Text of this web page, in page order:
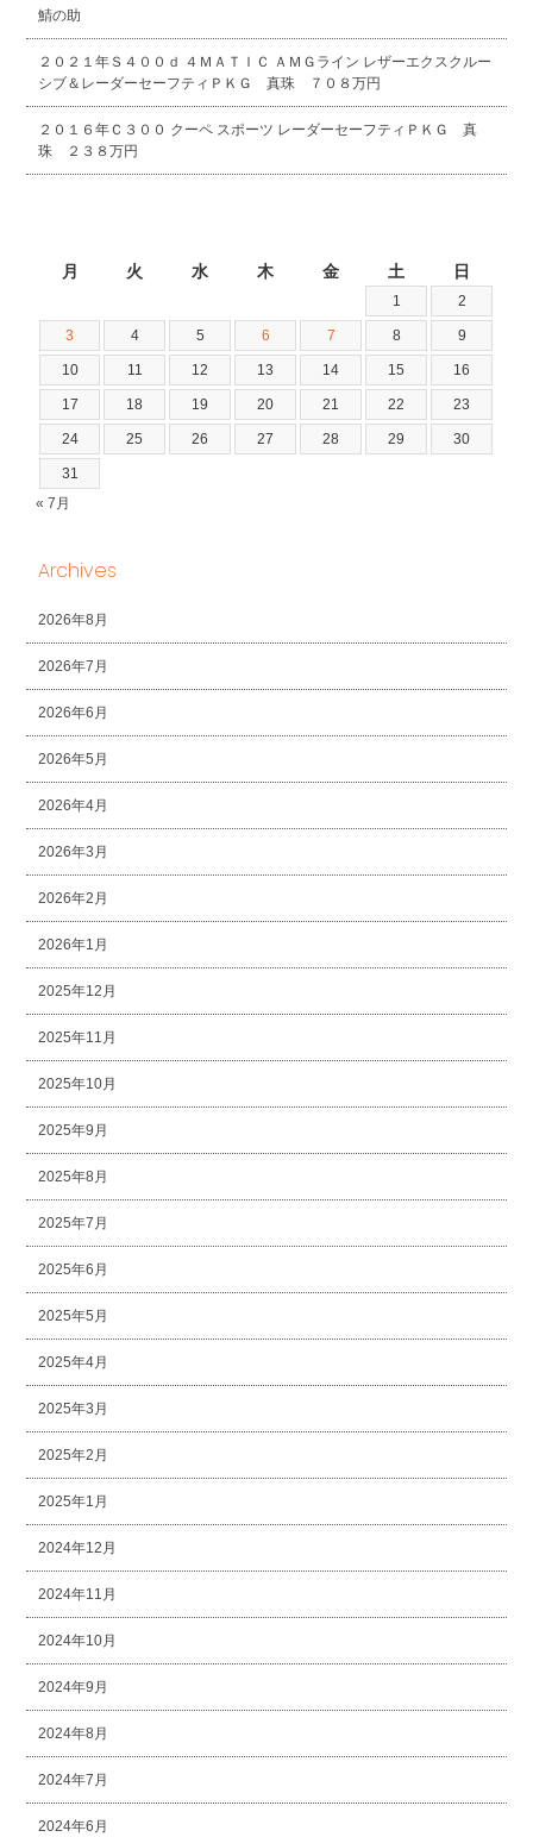
鯖の助
２０２１年Ｓ４００ｄ ４ＭＡＴＩＣ ＡＭＧライン レザーエクスクルー
シブ＆レーダーセーフティＰＫＧ 真珠 ７０８万円
２０１６年Ｃ３００ クーペ スポーツ レーダーセーフティＰＫＧ 真
珠 ２３８万円
月 火 水 木 金 土 日
1 2
3 4 5 6 7 8 9
10 11 12 13 14 15 16
17 18 19 20 21 22 23
24 25 26 27 28 29 30
31
« 7月
Archives
2026年8月
2026年7月
2026年6月
2026年5月
2026年4月
2026年3月
2026年2月
2026年1月
2025年12月
2025年11月
2025年10月
2025年9月
2025年8月
2025年7月
2025年6月
2025年5月
2025年4月
2025年3月
2025年2月
2025年1月
2024年12月
2024年11月
2024年10月
2024年9月
2024年8月
2024年7月
2024年6月